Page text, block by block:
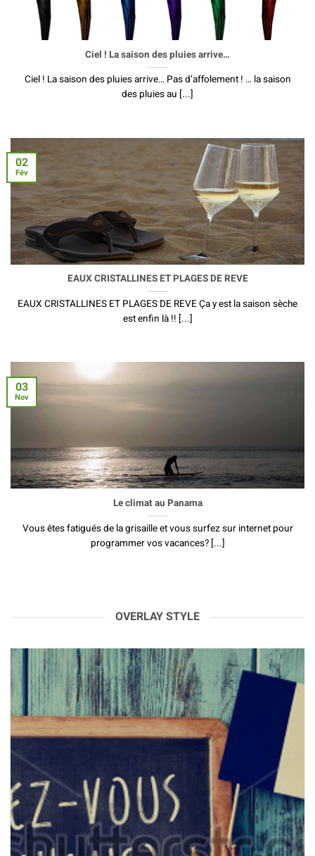
Ciel ! La saison des pluies arrive…
Ciel ! La saison des pluies arrive… Pas d’affolement ! … la saison
des pluies au [...]
EAUX CRISTALLINES ET PLAGES DE REVE
EAUX CRISTALLINES ET PLAGES DE REVE Ça y est la saison sèche
est enfin là !! [...]
02
Fév
Le climat au Panama
Vous êtes fatigués de la grisaille et vous surfez sur internet pour
programmer vos vacances? [...]
03
Nov
OVERLAY STYLE